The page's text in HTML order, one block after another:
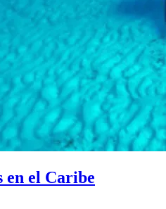
en el Caribe